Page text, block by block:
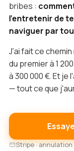
bribes :
l'entretenir de
naviguer par
J'ai fait ce
du premier à 1
à 300 000 €. Et je
— tout ce que
Stripe ·